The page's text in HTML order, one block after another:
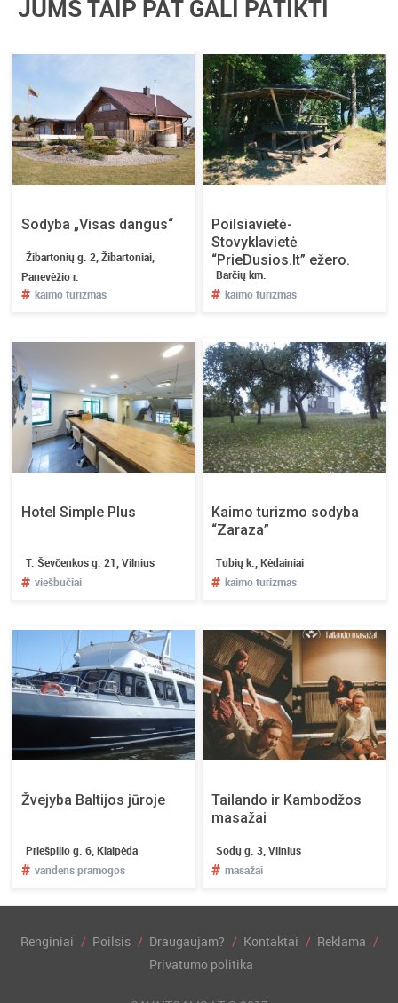
JUMS TAIP PAT GALI PATIKTI
Sodyba „Visas dangus“
Žibartonių g. 2, Žibartoniai,
Panevėžio r.
# kaimo turizmas
Poilsiavietė-
Stovyklavietė
“PrieDusios.lt” ežero.
Barčių km.
# kaimo turizmas
Hotel Simple Plus
T. Ševčenkos g. 21, Vilnius
# viešbučiai
Kaimo turizmo sodyba
“Zaraza”
Tubių k., Kėdainiai
# kaimo turizmas
Žvejyba Baltijos jūroje
Priešpilio g. 6, Klaipėda
# vandens pramogos
Tailando ir Kambodžos
masažai
Sodų g. 3, Vilnius
# masažai
Renginiai Poilsis Draugaujam? Kontaktai
Reklama
Privatumo politika